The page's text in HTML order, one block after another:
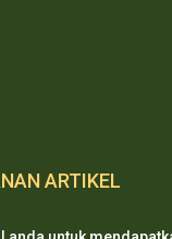
ARTIKEL